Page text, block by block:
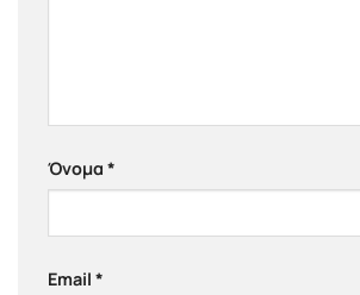
Όνομα *
Email *